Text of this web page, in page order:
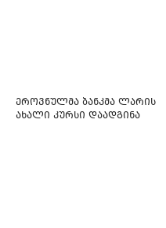
ეროვნულმა ბანკმა ლარის
ახალი კურსი დაადგინა